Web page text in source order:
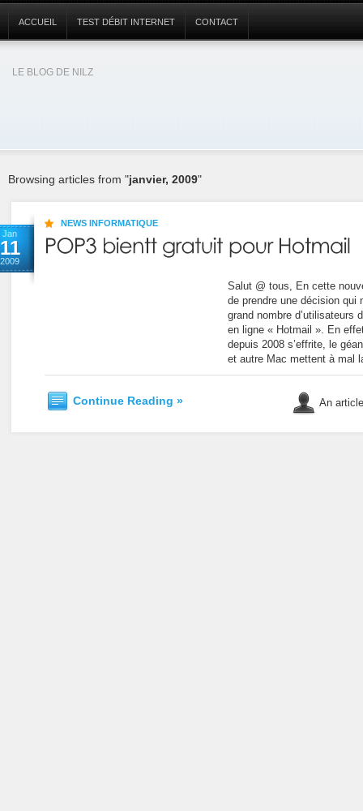
LE BLOG DE NILZ
ACCUEIL TEST DÉBIT INTERNET CONTACT
Browsing articles from "janvier, 2009"
Jan
11
2009
NEWS INFORMATIQUE
Salut @ tous, En cette
de prendre une décision qui
grand nombre d’utilisateurs
en ligne « Hotmail ». En
depuis 2008 s’effrite, le
et autre Mac mettent à mal
Continue Reading » An